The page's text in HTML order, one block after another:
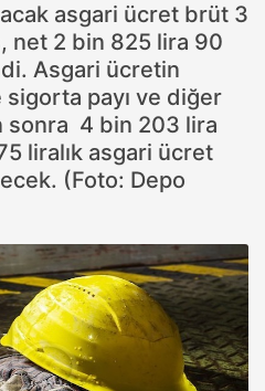
asgari ücret brüt 3
net 2 bin 825 lira 90
Asgari ücretin
payı ve diğer
sonra 4 bin 203 lira
liralık asgari ücret
(Foto: Depo